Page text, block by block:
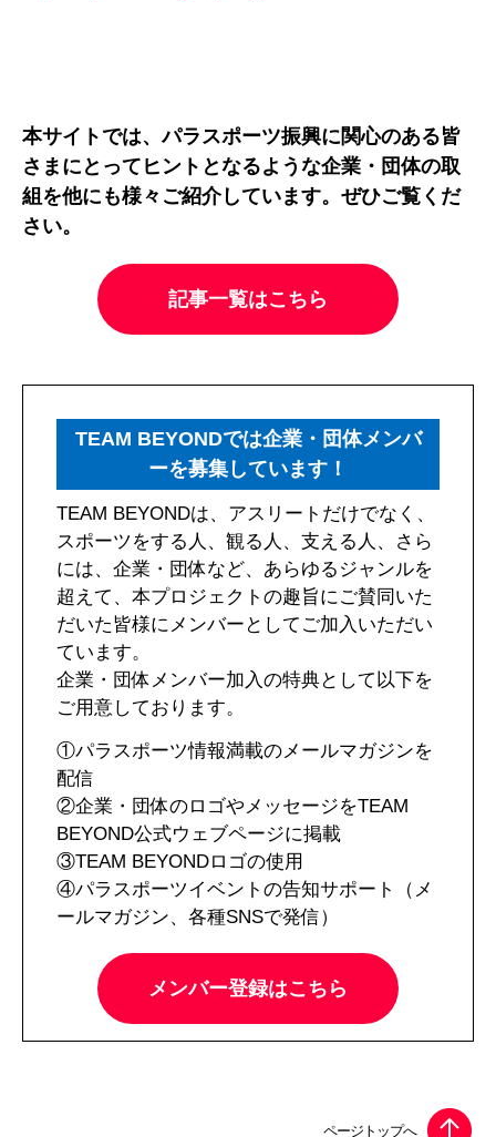
本サイトでは、パラスポーツ振興に関心のある皆
さまにとってヒントとなるような企業・団体の取
組を他にも様々ご紹介しています。ぜひご覧くだ
さい。
記事一覧はこちら
TEAM BEYONDでは企業・団体メンバ
ーを募集しています！
TEAM BEYONDは、アスリートだけでなく、
スポーツをする人、観る人、支える人、さら
には、企業・団体など、あらゆるジャンルを
超えて、本プロジェクトの趣旨にご賛同いた
だいた皆様にメンバーとしてご加入いただい
ています。
企業・団体メンバー加入の特典として以下を
ご用意しております。
①パラスポーツ情報満載のメールマガジンを
配信
②企業・団体のロゴやメッセージをTEAM
BEYOND公式ウェブページに掲載
③TEAM BEYONDロゴの使用
④パラスポーツイベントの告知サポート（メ
ールマガジン、各種SNSで発信）
メンバー登録はこちら